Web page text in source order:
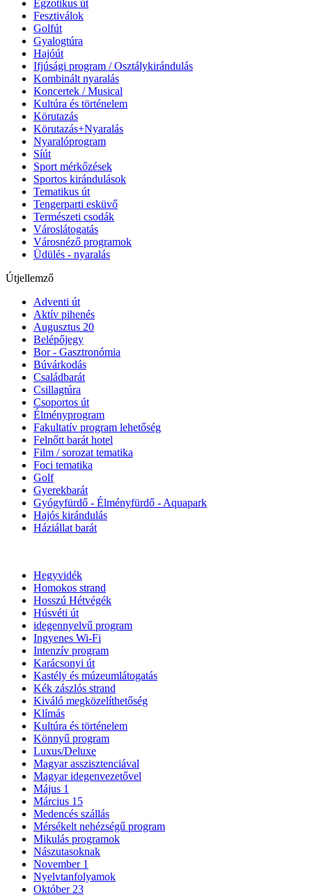
Egzotikus út
Fesztiválok
Golfút
Gyalogtúra
Hajóút
Ifjúsági program / Osztálykirándulás
Kombinált nyaralás
Koncertek / Musical
Kultúra és történelem
Körutazás
Körutazás+Nyaralás
Nyaralóprogram
Síút
Sport mérkőzések
Sportos kirándulások
Tematikus út
Tengerparti esküvő
Természeti csodák
Városlátogatás
Városnéző programok
Üdülés - nyaralás
Útjellemző
Adventi út
Aktív pihenés
Augusztus 20
Belépőjegy
Bor - Gasztronómia
Búvárkodás
Családbarát
Csillagtúra
Csoportos út
Élményprogram
Fakultatív program lehetőség
Felnőtt barát hotel
Film / sorozat tematika
Foci tematika
Golf
Gyerekbarát
Gyógyfürdő - Élményfürdő - Aquapark
Hajós kirándulás
Háziállat barát
Hegyvidék
Homokos strand
Hosszú Hétvégék
Húsvéti út
idegennyelvű program
Ingyenes Wi-Fi
Intenzív program
Karácsonyi út
Kastély és múzeumlátogatás
Kék zászlós strand
Kiváló megközelíthetőség
Klímás
Kultúra és történelem
Könnyű program
Luxus/Deluxe
Magyar asszisztenciával
Magyar idegenvezetővel
Május 1
Március 15
Medencés szállás
Mérsékelt nehézségű program
Mikulás programok
Nászutasoknak
November 1
Nyelvtanfolyamok
Október 23